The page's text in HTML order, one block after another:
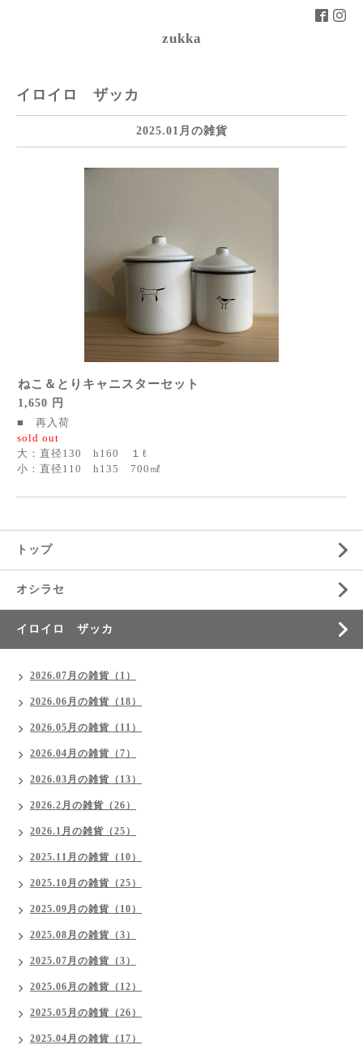
zukka
イロイロ ザッカ
2025.01月の雑貨
ねこ＆とりキャニスターセット
1,650 円
■ 再入荷
sold out
大：直径130 h160 １ℓ
小：直径110 h135 700㎖
トップ
オシラセ
イロイロ ザッカ
2026.07月の雑貨（1）
2026.06月の雑貨（18）
2026.05月の雑貨（11）
2026.04月の雑貨（7）
2026.03月の雑貨（13）
2026.2月の雑貨（26）
2026.1月の雑貨（25）
2025.11月の雑貨（10）
2025.10月の雑貨（25）
2025.09月の雑貨（10）
2025.08月の雑貨（3）
2025.07月の雑貨（3）
2025.06月の雑貨（12）
2025.05月の雑貨（26）
2025.04月の雑貨（17）